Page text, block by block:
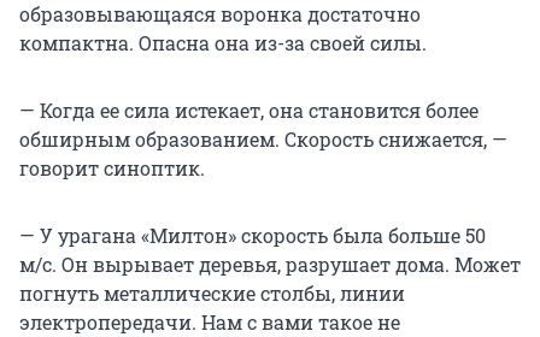
образовывающаяся воронка достаточно
компактна. Опасна она из-за своей силы.
— Когда ее сила истекает, она становится более
обширным образованием. Скорость снижается, —
говорит синоптик.
— У урагана «Милтон» скорость была больше 50
м/c. Он вырывает деревья, разрушает дома. Может
погнуть металлические столбы, линии
электропередачи. Нам с вами такое не